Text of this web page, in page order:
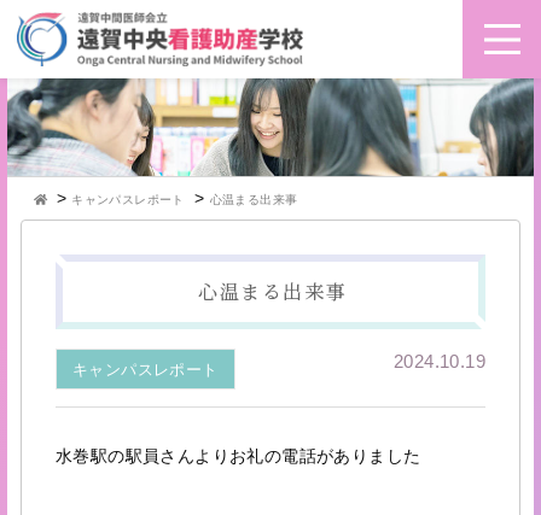
> キャンパスレポート > 心温まる出来事
心温まる出来事
キャンパスレポート 2024.10.19
水巻駅の駅員さんよりお礼の電話がありました